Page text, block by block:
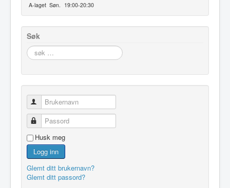
A-laget Søn. 19:00-20:30
Søk
søk
…
Brukernavn
Passord
Husk meg
Logg inn
Glemt ditt brukernavn?
Glemt ditt passord?